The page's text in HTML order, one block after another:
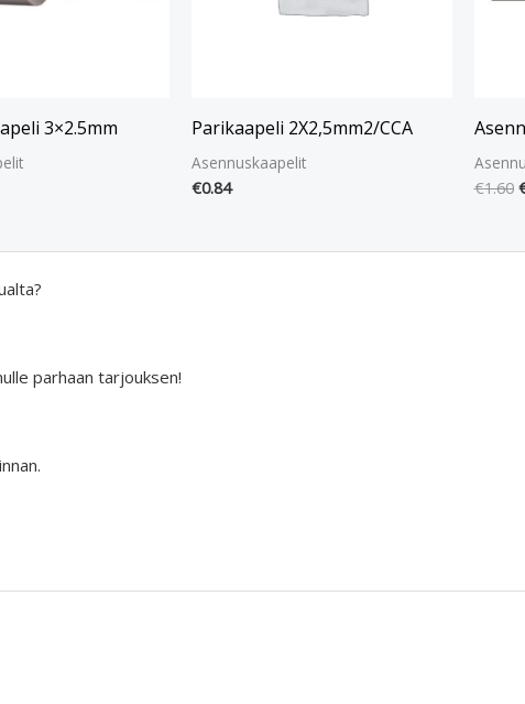
3×2.5mm Parikaapeli 2X2,5mm2/CCA
Asennuskaapelit
€0.84
€1.60
parhaan tarjouksen!